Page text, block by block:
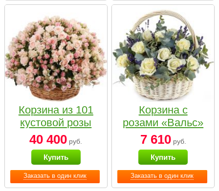
Заказать в один клик
Корзина из 101
кустовой розы
нежных тонов
40 400 руб.
Купить
Заказать в один клик
Корзина с
розами «Вальс»
7 610руб.
Купить